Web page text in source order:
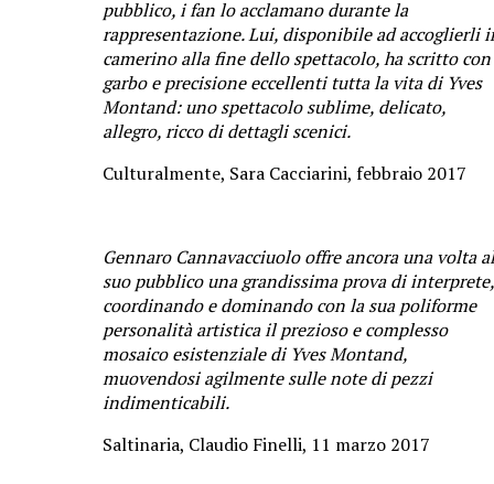
pubblico, i fan lo acclamano durante la
rappresentazione. Lui, disponibile ad accoglierli
camerino alla fine dello spettacolo, ha scritto con
garbo e precisione eccellenti tutta la vita di Yves
Montand: uno spettacolo sublime, delicato,
allegro, ricco di dettagli scenici.
Culturalmente, Sara Cacciarini, febbraio 2017
Gennaro Cannavacciuolo offre ancora una volta al
suo pubblico una grandissima prova di interprete,
coordinando e dominando con la sua poliforme
personalità artistica il prezioso e complesso
mosaico esistenziale di Yves Montand,
muovendosi agilmente sulle note di pezzi
indimenticabili.
Saltinaria, Claudio Finelli, 11 marzo 2017